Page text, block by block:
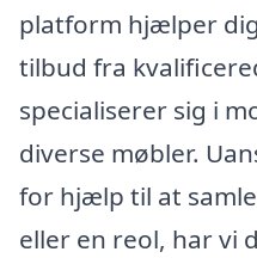
platform hjælper
tilbud fra
specialiserer sig i
diverse møbler.
for hjælp til at
eller en reol, har vi